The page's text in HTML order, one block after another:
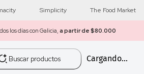
Simplicity The Food Market
los días con Galicia, a partir de $80.000
Cargando...